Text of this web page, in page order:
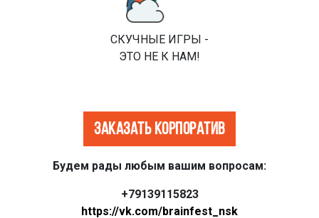
СКУЧНЫЕ ИГРЫ -
ЭТО НЕ К НАМ!
Заказать корпоратив
Будем рады любым вашим вопросам:
+79139115823
https://vk.com/brainfest_nsk